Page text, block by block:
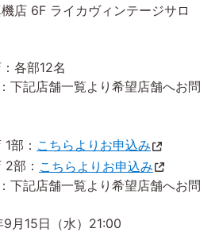
店 6F ライカヴィンテージサロ
各部12名
記店舗一覧より希望店舗へお問
部： こちらよりお申込み
部： こちらよりお申込み
記店舗一覧より希望店舗へお問
月15日（水）21:00